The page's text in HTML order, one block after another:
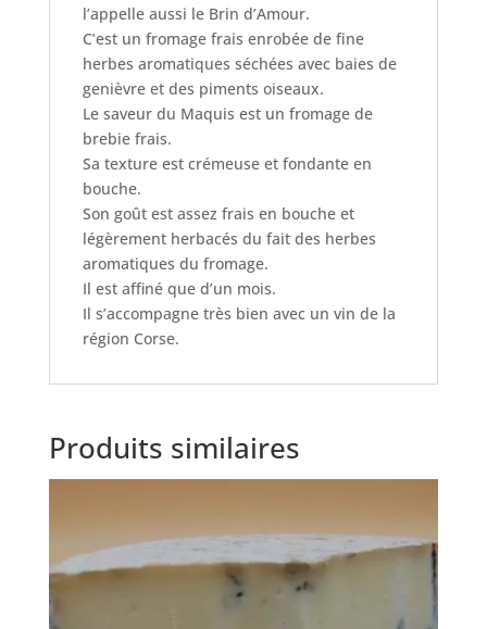
l’appelle aussi le Brin d’Amour.
C’est un fromage frais enrobée de fine
herbes aromatiques séchées avec baies de
genièvre et des piments oiseaux.
Le saveur du Maquis est un fromage de
brebie frais.
Sa texture est crémeuse et fondante en
bouche.
Son goût est assez frais en bouche et
légèrement herbacés du fait des herbes
aromatiques du fromage.
Il est affiné que d’un mois.
Il s’accompagne très bien avec un vin de la
région Corse.
Produits similaires